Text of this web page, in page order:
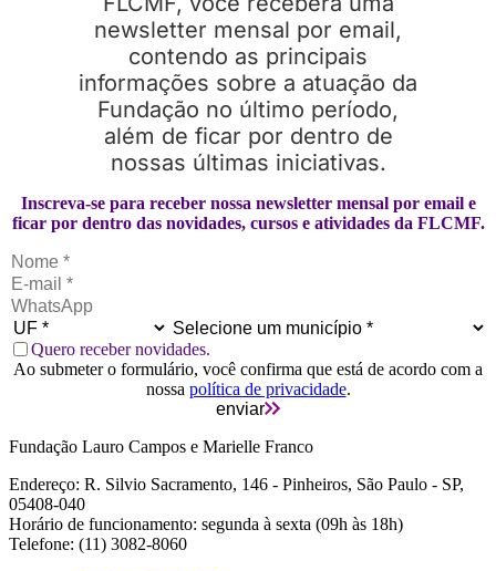
Inscreva-se para receber nossa newsletter mensal por email e
ficar por dentro das novidades, cursos e atividades da FLCMF.
Quero receber novidades.
Ao submeter o formulário, você confirma que está de acordo com a
nossa política de privacidade.
enviar
newsletter mensal por email,
contendo as principais
informações sobre a atuação da
Fundação no último período,
além de ficar por dentro de
nossas últimas iniciativas.
Fundação Lauro Campos e Marielle Franco
Endereço: R. Silvio Sacramento, 146 - Pinheiros, São Paulo - SP,
05408-040
Horário de funcionamento: segunda à sexta (09h às 18h)
Telefone: (11) 3082-8060